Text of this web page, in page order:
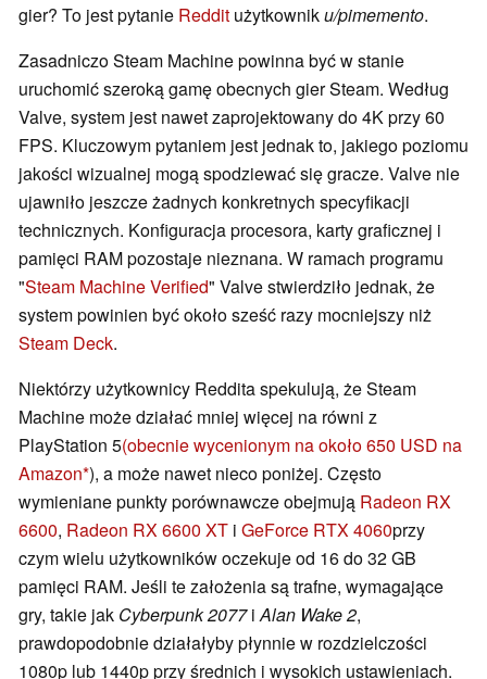
gier? To jest pytanie Reddit użytkowniku/pimemento.
Zasadniczo Steam Machine powinna być w stanie
uruchomić szeroką gamę obecnych gier Steam. Według
Valve, system jest nawet zaprojektowany do 4K przy 60
FPS. Kluczowym pytaniem jest jednak to, jakiego poziomu
jakości wizualnej mogą spodziewać się gracze. Valve nie
ujawniło jeszcze żadnych konkretnych specyfikacji
technicznych. Konfiguracja procesora, karty graficznej i
pamięci RAM pozostaje nieznana. W ramach programu
"Steam Machine Verified" Valve stwierdziło jednak, że
system powinien być około sześć razy mocniejszy niż
Steam Deck.
Niektórzy użytkownicy Reddita spekulują, że Steam
Machine może działać mniej więcej na równi z
PlayStation 5(obecnie wycenionym na około 650 USD na
Amazon ), a może nawet nieco poniżej. Często
wymieniane punkty porównawcze obejmują Radeon RX
6600, Radeon RX 6600 XT i GeForce RTX 4060przy
czym wielu użytkowników oczekuje od 16 do 32 GB
pamięci RAM. Jeśli te założenia są trafne, wymagające
gry, takie jak Cyberpunk 2077iAlan Wake 2,
prawdopodobnie działałyby płynnie w rozdzielczości
1080p lub 1440p przy średnich i wysokich ustawieniach.